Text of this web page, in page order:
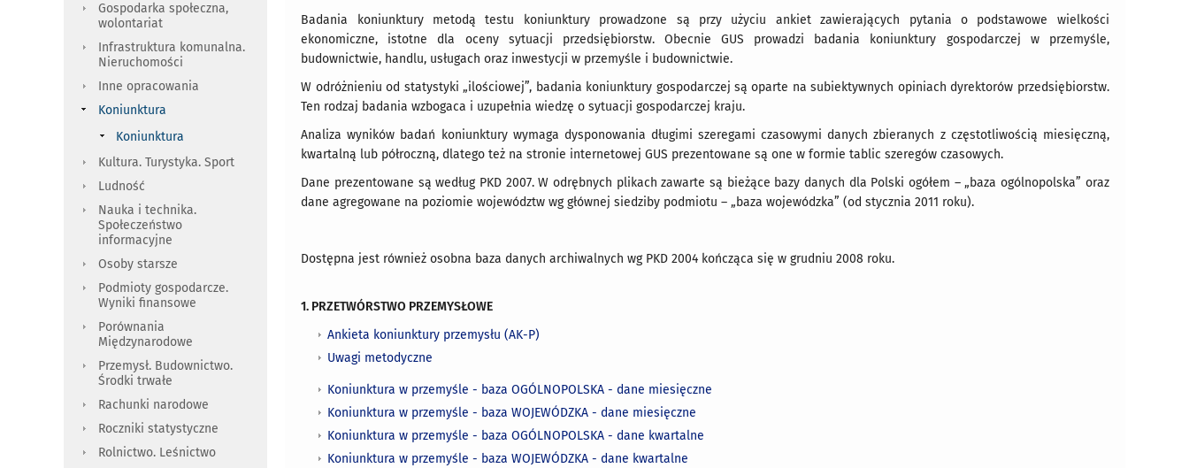
Badania koniunktury metodą testu koniunktury prowadzone są przy użyciu ankiet zawierających pytania o podstawowe wielkości
ekonomiczne, istotne dla oceny sytuacji przedsiębiorstw. Obecnie GUS prowadzi badania koniunktury gospodarczej w przemyśle,
budownictwie, handlu, usługach oraz inwestycji w przemyśle i budownictwie.
W odróżnieniu od statystyki „ilościowej”, badania koniunktury gospodarczej są oparte na subiektywnych opiniach dyrektorów przedsiębiorstw.
Ten rodzaj badania wzbogaca i uzupełnia wiedzę o sytuacji gospodarczej kraju.
Analiza wyników badań koniunktury wymaga dysponowania długimi szeregami czasowymi danych zbieranych z częstotliwością miesięczną,
kwartalną lub półroczną, dlatego też na stronie internetowej GUS prezentowane są one w formie tablic szeregów czasowych.
Dane prezentowane są według PKD 2007. W odrębnych plikach zawarte są bieżące bazy danych dla Polski ogółem – „baza ogólnopolska” oraz
dane agregowane na poziomie województw wg głównej siedziby podmiotu – „baza wojewódzka” (od stycznia 2011 roku).
Dostępna jest również osobna baza danych archiwalnych wg PKD 2004 kończąca się w grudniu 2008 roku.
1. PRZETWÓRSTWO PRZEMYSŁOWE
Ankieta koniunktury przemysłu (AK-P)
Uwagi metodyczne
Koniunktura w przemyśle - baza OGÓLNOPOLSKA - dane miesięczne
Koniunktura w przemyśle - baza WOJEWÓDZKA - dane miesięczne
Koniunktura w przemyśle - baza OGÓLNOPOLSKA - dane kwartalne
Koniunktura w przemyśle - baza WOJEWÓDZKA - dane kwartalne
Gospodarka społeczna,
wolontariat
Infrastruktura komunalna.
Nieruchomości
Inne opracowania
Koniunktura
Koniunktura
Kultura. Turystyka. Sport
Ludność
Nauka i technika.
Społeczeństwo
informacyjne
Osoby starsze
Podmioty gospodarcze.
Wyniki finansowe
Porównania
Międzynarodowe
Przemysł. Budownictwo.
Środki trwałe
Rachunki narodowe
Roczniki statystyczne
Rolnictwo. Leśnictwo